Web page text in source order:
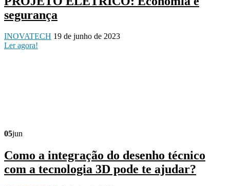
segurança
INOVATECH 19 de junho de 2023
Ler agora!
05jun
Como a integração do desenho técnico
com a tecnologia 3D pode te ajudar?